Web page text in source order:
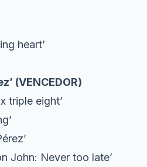
heart’
(VENCEDOR)
triple eight’
John: Never too late’